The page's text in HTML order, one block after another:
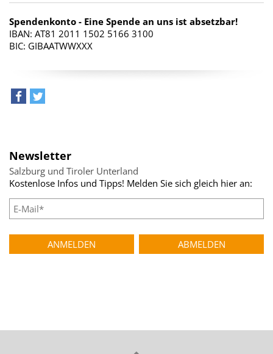
Spendenkonto - Eine Spende an uns ist absetzbar!
IBAN: AT81 2011 1502 5166 3100
BIC: GIBAATWWXXX
Newsletter
Salzburg und Tiroler Unterland
Kostenlose Infos und Tipps! Melden Sie sich gleich hier an: